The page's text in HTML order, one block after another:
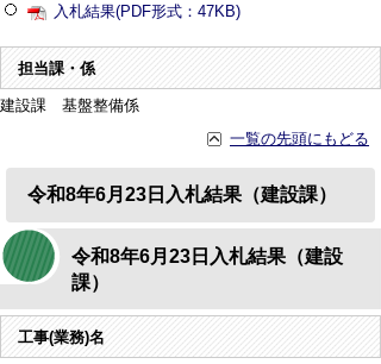
入札結果(PDF形式：47KB)
担当課・係
建設課 基盤整備係
一覧の先頭にもどる
令和8年6月23日入札結果（建設課）
令和8年6月23日入札結果（建設
課）
工事(業務)名